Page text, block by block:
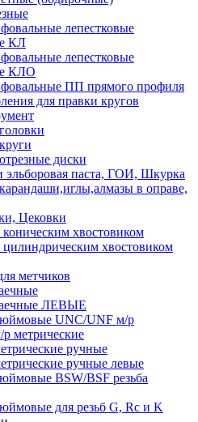
лепестковые
КЛ
лепестковые
КЛО
ПП прямого профиля
для правки кругов
диски
эльборовая паста, ГОИ, Шкурка
в оправе,
Цековки
коническим хвостовиком
цилиндрическим хвостовиком
метчиков
ЛЕВЫЕ
UNC/UNF м/р
метрические
ручные
ручные левые
BSW/BSF резьба
для резьб G, Rc и K